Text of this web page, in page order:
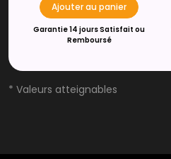
Ajouter au panier
Garantie 14 jours Satisfait ou
Remboursé
* Valeurs atteignables